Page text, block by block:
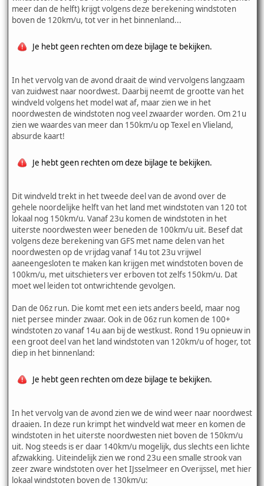
meer dan de helft) krijgt volgens deze berekening windstoten
boven de 120km/u, tot ver in het binnenland...
Je hebt geen rechten om deze bijlage te bekijken.
In het vervolg van de avond draait de wind vervolgens langzaam
van zuidwest naar noordwest. Daarbij neemt de grootte van het
windveld volgens het model wat af, maar zien we in het
noordwesten de windstoten nog veel zwaarder worden. Om 21u
zien we waardes van meer dan 150km/u op Texel en Vlieland,
absurde kaart!
Je hebt geen rechten om deze bijlage te bekijken.
Dit windveld trekt in het tweede deel van de avond over de
gehele noordelijke helft van het land met windstoten van 120 tot
lokaal nog 150km/u. Vanaf 23u komen de windstoten in het
uiterste noordwesten weer beneden de 100km/u uit. Besef dat
volgens deze berekening van GFS met name delen van het
noordwesten op de vrijdag vanaf 14u tot 23u vrijwel
aaneengesloten te maken kan krijgen met windstoten boven de
100km/u, met uitschieters ver erboven tot zelfs 150km/u. Dat
moet wel leiden tot ontwrichtende gevolgen.
Dan de 06z run. Die komt met een iets anders beeld, maar nog
niet persee minder zwaar. Ook in de 06z run komen de 100+
windstoten zo vanaf 14u aan bij de westkust. Rond 19u opnieuw in
een groot deel van het land windstoten van 120km/u of hoger, tot
diep in het binnenland:
Je hebt geen rechten om deze bijlage te bekijken.
In het vervolg van de avond zien we de wind weer naar noordwest
draaien. In deze run krimpt het windveld wat meer en komen de
windstoten in het uiterste noordwesten niet boven de 150km/u
uit. Nog steeds is er daar 140km/u mogelijk, dus slechts een lichte
afzwakking. Uiteindelijk zien we rond 23u een smalle strook van
zeer zware windstoten over het IJsselmeer en Overijssel, met hier
lokaal windstoten boven de 130km/u: